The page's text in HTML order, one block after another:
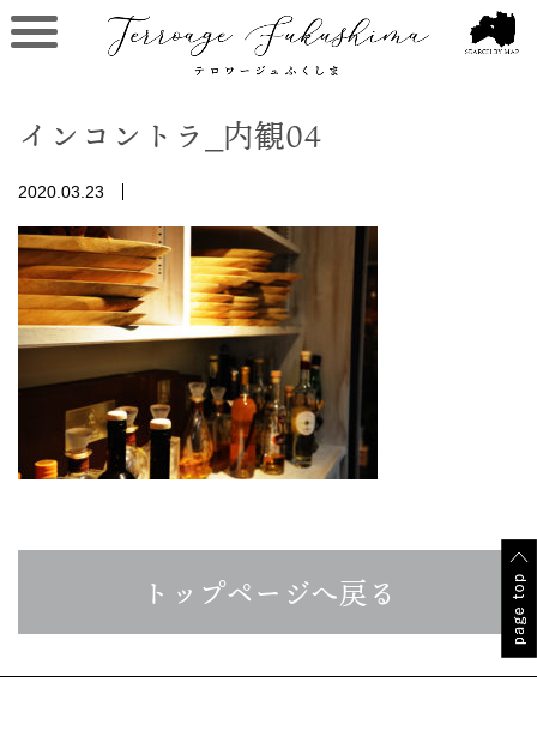
インコントラ_内観04
2020.03.23
トップページへ戻る